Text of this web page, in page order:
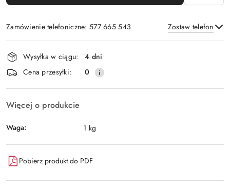
Zamówienie telefoniczne: 577 665 543 Zostaw telefon
Wyślij
Dostępność
i
dostawa
Wysyłka w ciągu:
4 dni
Cena przesyłki:
0
Więcej o produkcie
Waga: 1 kg
Pobierz produkt do PDF